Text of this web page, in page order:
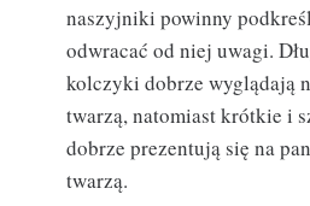
naszyjniki powinny
odwracać od niej uwagi.
kolczyki dobrze wyglądają
twarzą, natomiast krótkie i
dobrze prezentują się na
twarzą.